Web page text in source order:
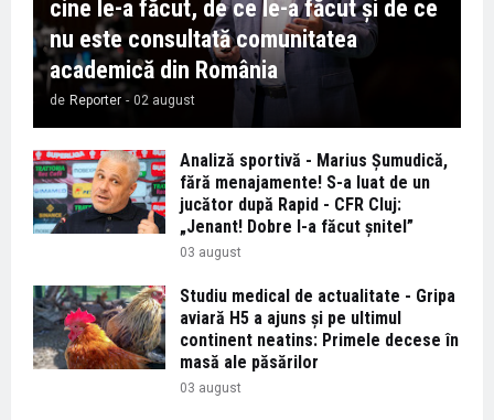
cine le-a făcut, de ce le-a făcut și de ce
nu este consultată comunitatea
academică din România
de Reporter - 02 august
Analiză sportivă - Marius Șumudică,
fără menajamente! S-a luat de un
jucător după Rapid - CFR Cluj:
„Jenant! Dobre l-a făcut șnitel”
03 august
Studiu medical de actualitate - Gripa
aviară H5 a ajuns și pe ultimul
continent neatins: Primele decese în
masă ale păsărilor
03 august